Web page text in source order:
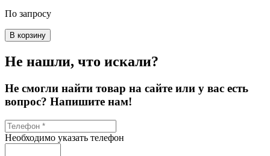
По запросу
В корзину
Не нашли, что искали?
Не смогли найти товар на сайте или у вас есть
вопрос? Напишите нам!
Необходимо указать телефон